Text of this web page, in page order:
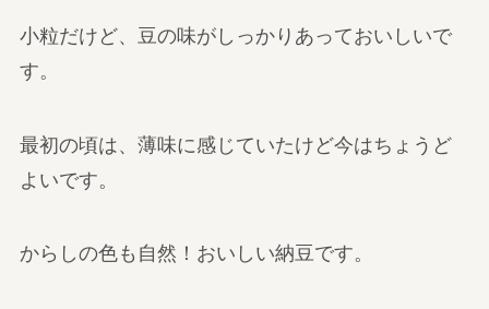
小粒だけど、豆の味がしっかりあっておいしいで
す。
最初の頃は、薄味に感じていたけど今はちょうど
よいです。
からしの色も自然！おいしい納豆です。